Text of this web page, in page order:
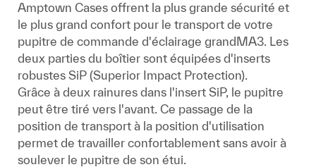
Amptown Cases offrent la plus grande sécurité et
le plus grand confort pour le transport de votre
pupitre de commande d'éclairage grandMA3. Les
deux parties du boîtier sont équipées d'inserts
robustes SiP (Superior Impact Protection).
Grâce à deux rainures dans l'insert SiP, le pupitre
peut être tiré vers l'avant. Ce passage de la
position de transport à la position d'utilisation
permet de travailler confortablement sans avoir à
soulever le pupitre de son étui.